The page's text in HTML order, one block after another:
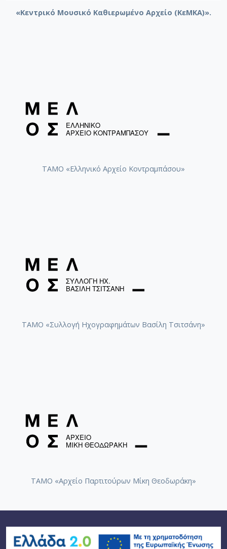
«Κεντρικό Μουσικό Καθιερωμένο Αρχείο (ΚεΜΚΑ)».
ΤΑΜΟ «Ελληνικό Αρχείο Κοντραμπάσου»
ΤΑΜΟ «Συλλογή Ηχογραφημάτων Βασίλη Τσιτσάνη»
ΤΑΜΟ «Αρχείο Παρτιτούρων Μίκη Θεοδωράκη»